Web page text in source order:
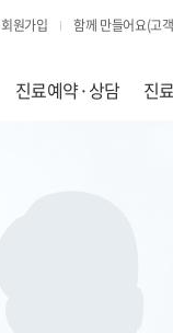
회원가입 함께 만들어요(고
진료예약·상담 진